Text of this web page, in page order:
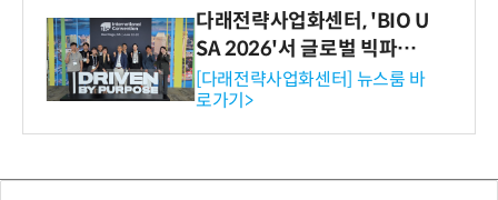
다래전략사업화센터, 'BIO U
SA 2026'서 글로벌 빅파마
와의 비즈니스 미팅 지원…K
-바이오 해외 진출 교두보 확
보
[다래전략사업화센터] 뉴스룸 바
로가기>